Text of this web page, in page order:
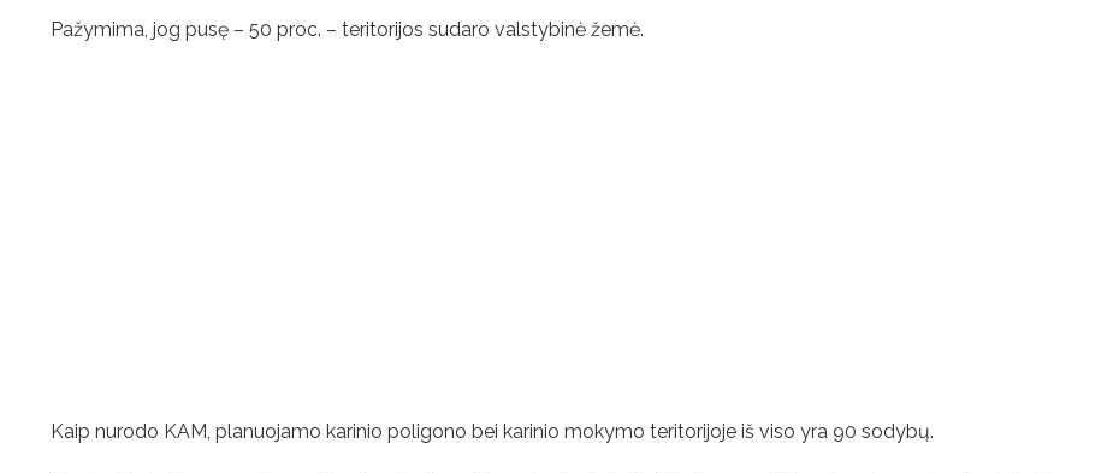
Pažymima, jog pusę – 50 proc. – teritorijos sudaro valstybinė žemė.
Kaip nurodo KAM, planuojamo karinio poligono bei karinio mokymo teritorijoje iš viso yra 90 sodybų.